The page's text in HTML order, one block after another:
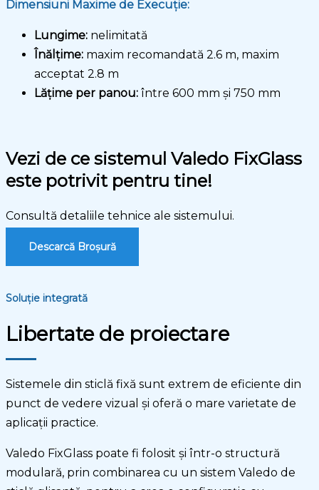
Dimensiuni Maxime de Execuție:
Lungime: nelimitată
Înălțime: maxim recomandată 2.6 m, maxim
acceptat 2.8 m
Lățime per panou: între 600 mm și 750 mm
Vezi de ce sistemul Valedo FixGlass
este potrivit pentru tine!
Consultă detaliile tehnice ale sistemului.
Descarcă Broșură
Soluție integrată
Libertate de proiectare
Sistemele din sticlă fixă sunt extrem de eficiente din
punct de vedere vizual şi oferă o mare varietate de
aplicații practice.
Valedo FixGlass poate fi folosit şi într-o structură
modulară, prin combinarea cu un sistem Valedo de